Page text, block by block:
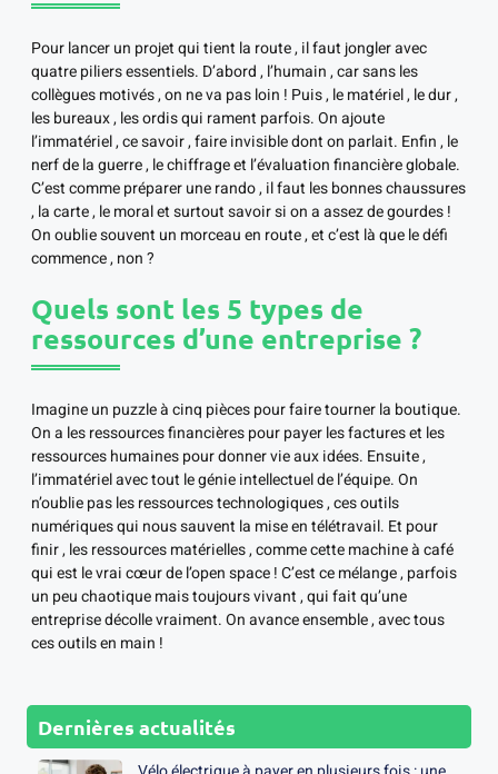
Pour lancer un projet qui tient la route , il faut jongler avec
quatre piliers essentiels. D’abord , l’humain , car sans les
collègues motivés , on ne va pas loin ! Puis , le matériel , le dur ,
les bureaux , les ordis qui rament parfois. On ajoute
l’immatériel , ce savoir , faire invisible dont on parlait. Enfin , le
nerf de la guerre , le chiffrage et l’évaluation financière globale.
C’est comme préparer une rando , il faut les bonnes chaussures
, la carte , le moral et surtout savoir si on a assez de gourdes !
On oublie souvent un morceau en route , et c’est là que le défi
commence , non ?
Quels sont les 5 types de
ressources d’une entreprise ?
Imagine un puzzle à cinq pièces pour faire tourner la boutique.
On a les ressources financières pour payer les factures et les
ressources humaines pour donner vie aux idées. Ensuite ,
l’immatériel avec tout le génie intellectuel de l’équipe. On
n’oublie pas les ressources technologiques , ces outils
numériques qui nous sauvent la mise en télétravail. Et pour
finir , les ressources matérielles , comme cette machine à café
qui est le vrai cœur de l’open space ! C’est ce mélange , parfois
un peu chaotique mais toujours vivant , qui fait qu’une
entreprise décolle vraiment. On avance ensemble , avec tous
ces outils en main !
Dernières actualités